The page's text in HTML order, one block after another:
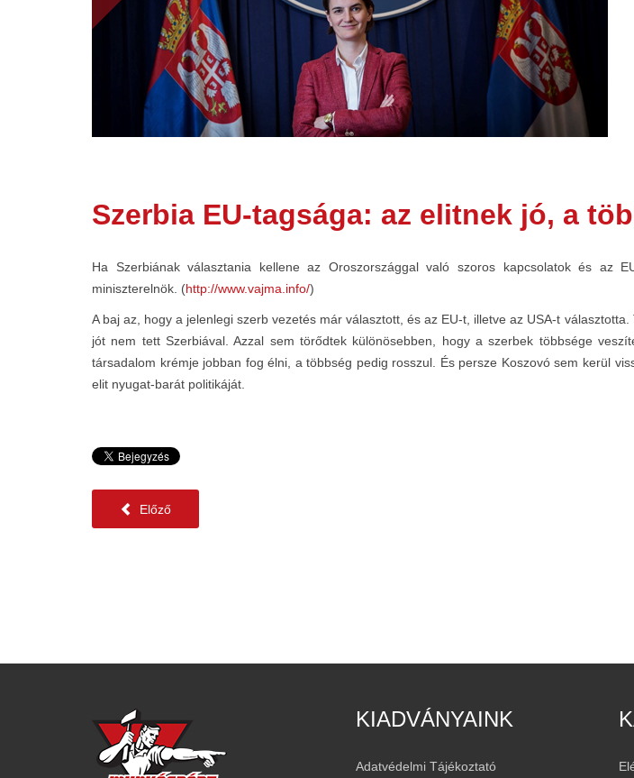
Szerbia EU-tagsága: az elitnek jó, a
Ha Szerbiának választania kellene az Oroszországgal való szoros kapcsolatok és az
miniszterelnök. (http://www.vajma.info/)
A baj az, hogy a jelenlegi szerb vezetés már választott, és az EU-t, illetve az USA-t
jót nem tett Szerbiával. Azzal sem törődtek különösebben, hogy a szerbek többsége
társadalom krémje jobban fog élni, a többség pedig rosszul. És persze Koszovó sem kerül
elit nyugat-barát politikáját.
Előző
KIADVÁNYAINK
Adatvédelmi Tájékoztató